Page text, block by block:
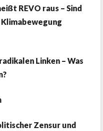
REVO raus – Sind
Linken – Was
Zensur und